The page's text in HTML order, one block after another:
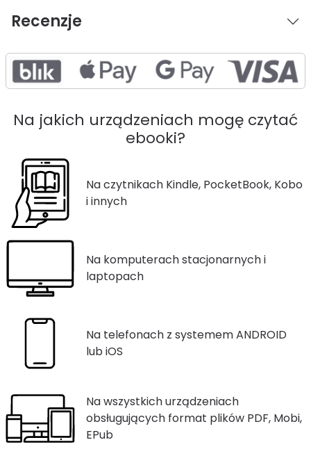
Recenzje
Na jakich urządzeniach mogę czytać
ebooki?
Na czytnikach Kindle, PocketBook, Kobo
i innych
Na komputerach stacjonarnych i
laptopach
Na telefonach z systemem ANDROID
lub iOS
Na wszystkich urządzeniach
obsługujących format plików PDF, Mobi,
EPub